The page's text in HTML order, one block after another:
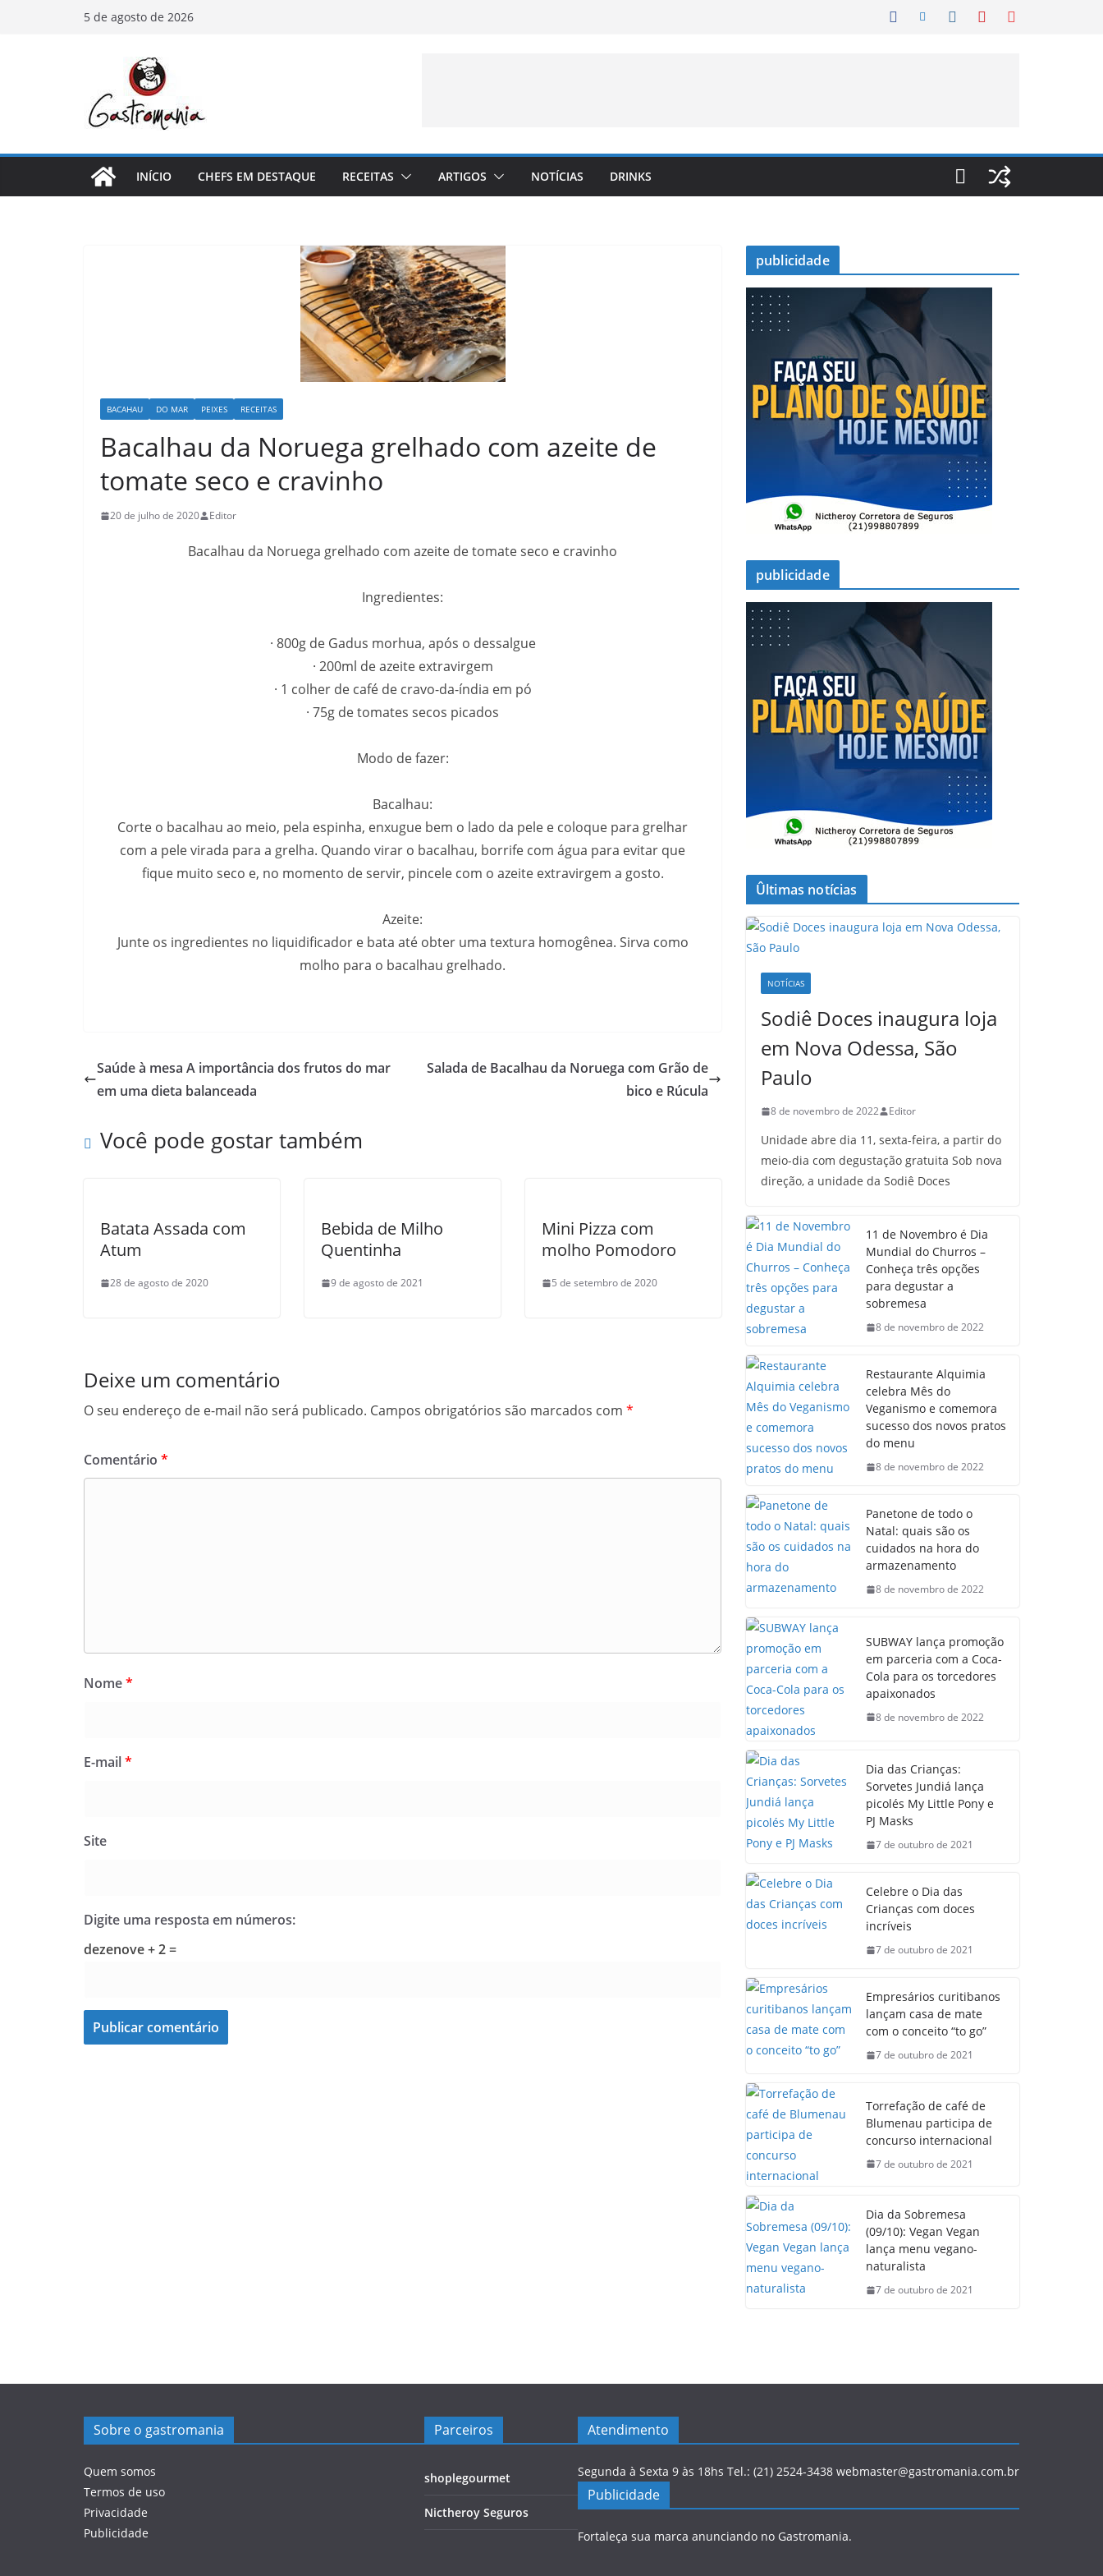
5 de agosto de 2026
INÍCIO CHEFS EM DESTAQUE RECEITAS ARTIGOS NOTÍCIAS DRINKS
BACAHAU DO MAR PEIXES RECEITAS
Bacalhau da Noruega grelhado com azeite de
tomate seco e cravinho
20 de julho de 2020 Editor
Bacalhau da Noruega grelhado com azeite de tomate seco e cravinho
Ingredientes:
· 800g de Gadus morhua, após o dessalgue
· 200ml de azeite extravirgem
· 1 colher de café de cravo-da-índia em pó
· 75g de tomates secos picados
Modo de fazer:
Bacalhau:
Corte o bacalhau ao meio, pela espinha, enxugue bem o lado da pele e coloque para grelhar
com a pele virada para a grelha. Quando virar o bacalhau, borrife com água para evitar que
fique muito seco e, no momento de servir, pincele com o azeite extravirgem a gosto.
Azeite:
Junte os ingredientes no liquidificador e bata até obter uma textura homogênea. Sirva como
molho para o bacalhau grelhado.
Saúde à mesa A importância dos frutos do mar
em uma dieta balanceada
Salada de Bacalhau da Noruega com Grão de
bico e Rúcula
Você pode gostar também
Batata Assada com
Atum
28 de agosto de 2020
Bebida de Milho
Quentinha
9 de agosto de 2021
Mini Pizza com
molho Pomodoro
5 de setembro de 2020
Deixe um comentário
O seu endereço de e-mail não será publicado. Campos obrigatórios são marcados com *
Comentário *
Nome*
E-mail*
Site
Digite uma resposta em números:
dezenove + 2 =
publicidade
publicidade
Ûltimas notícias
NOTÍCIAS
Sodiê Doces inaugura loja
em Nova Odessa, São
Paulo
8 de novembro de 2022 Editor
Unidade abre dia 11, sexta-feira, a partir do
meio-dia com degustação gratuita Sob nova
direção, a unidade da Sodiê Doces
11 de Novembro é Dia
Mundial do Churros –
Conheça três opções
para degustar a
sobremesa
8 de novembro de 2022
Restaurante Alquimia
celebra Mês do
Veganismo e comemora
sucesso dos novos pratos
do menu
8 de novembro de 2022
Panetone de todo o
Natal: quais são os
cuidados na hora do
armazenamento
8 de novembro de 2022
SUBWAY lança promoção
em parceria com a Coca-
Cola para os torcedores
apaixonados
8 de novembro de 2022
Dia das Crianças:
Sorvetes Jundiá lança
picolés My Little Pony e
PJ Masks
7 de outubro de 2021
Celebre o Dia das
Crianças com doces
incríveis
7 de outubro de 2021
Empresários curitibanos
lançam casa de mate
com o conceito “to go”
7 de outubro de 2021
Torrefação de café de
Blumenau participa de
concurso internacional
7 de outubro de 2021
Dia da Sobremesa
(09/10): Vegan Vegan
lança menu vegano-
naturalista
7 de outubro de 2021
Sobre o gastromania
Quem somos
Termos de uso
Privacidade
Publicidade
Parceiros
shoplegourmet
Nictheroy Seguros
Atendimento
Segunda à Sexta 9 às 18hs Tel.: (21) 2524-3438 webmaster@gastromania.com.br
Publicidade
Fortaleça sua marca anunciando no Gastromania.